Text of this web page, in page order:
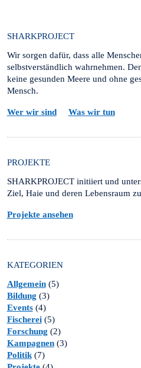
SHARKPROJECT
Wir sorgen dafür, dass alle
selbstverständlich wahrnehmen.
keine gesunden Meere und ohne
Mensch.
Wer wir sind Was wir tun
PROJEKTE
SHARKPROJECT initiiert und
Ziel, Haie und deren Lebensraum
Projekte ansehen
KATEGORIEN
Allgemein(5)
Bildung (3)
Events(4)
Fischerei(5)
Forschung (2)
Kampagnen(3)
Politik(7)